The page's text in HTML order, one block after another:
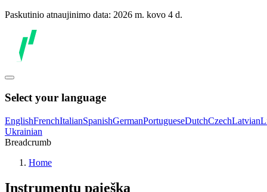
Paskutinio atnaujinimo data: 2026 m. kovo 4 d.
Select your language
EnglishFrenchItalianSpanishGermanPortugueseDutchCzechLatvian
Ukrainian
Breadcrumb
Home
Instrumentų paieška